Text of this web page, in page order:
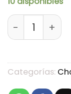
Sustitución
Categorías: